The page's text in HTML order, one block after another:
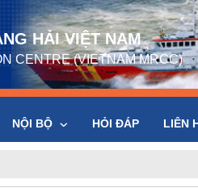
HẢI VIỆT NAM
CENTRE (VIETNAM MRCC)
NỘI BỘ HỎI ĐÁP LIÊN